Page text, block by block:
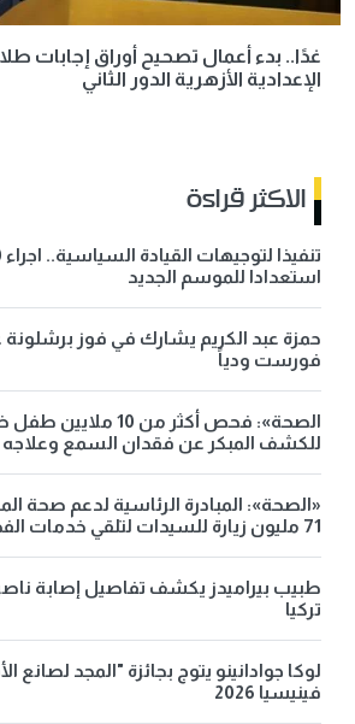
غدًا.. بدء أعمال تصحيح أوراق إجابات
الإعدادية الأزهرية الدور الثاني
الاكثر قراءة
استعدادا للموسم الجديد
حمزة عبد الكريم يشارك في فوز برشلونة
فورست ودياً
الصحة»: فحص أكثر من
للكشف المبكر عن فقدان السمع وعلاجه
«الصحة»: المبادرة الرئاسية لدعم صحة
71 مليون زيارة للسيدات لتلقي خدمات الفحص والتوعية
طبيب بيراميدز يكشف تفاصيل إصابة
تركيا
لوكا جوادانينو يتوج بجائزة "المجد لصانع
فينيسيا 2026